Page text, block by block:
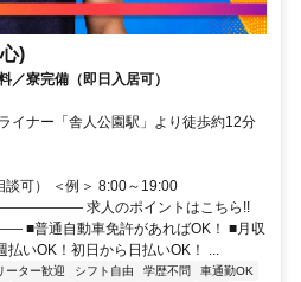
)
／寮完備（即日入居可）
イナー「舎人公園駅」より徒歩約12分
談可） ＜例＞ 8:00～19:00
求人のポイントはこちら!!
自動車免許があればOK！ ■月収
いOK！初日から日払いOK！ ...
ーター歓迎 シフト自由 学歴不問
車通勤OK